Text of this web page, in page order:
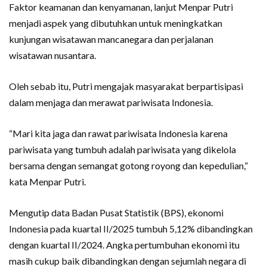
Faktor keamanan dan kenyamanan, lanjut Menpar Putri
menjadi aspek yang dibutuhkan untuk meningkatkan
kunjungan wisatawan mancanegara dan perjalanan
wisatawan nusantara.
Oleh sebab itu, Putri mengajak masyarakat berpartisipasi
dalam menjaga dan merawat pariwisata Indonesia.
“Mari kita jaga dan rawat pariwisata Indonesia karena
pariwisata yang tumbuh adalah pariwisata yang dikelola
bersama dengan semangat gotong royong dan kepedulian,”
kata Menpar Putri.
Mengutip data Badan Pusat Statistik (BPS), ekonomi
Indonesia pada kuartal II/2025 tumbuh 5,12% dibandingkan
dengan kuartal II/2024. Angka pertumbuhan ekonomi itu
masih cukup baik dibandingkan dengan sejumlah negara di